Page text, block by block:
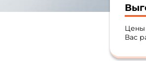
Цены
Вас